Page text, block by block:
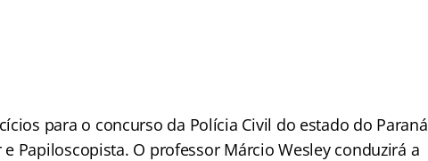
para o concurso da Polícia Civil do estado do Paraná
Papiloscopista. O professor Márcio Wesley conduzirá a